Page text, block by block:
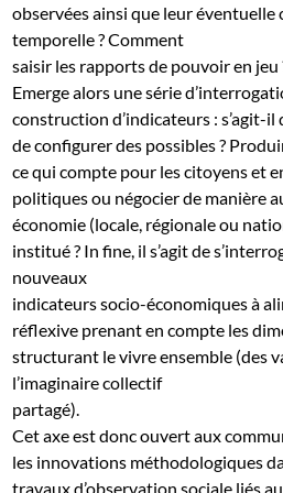
observées ainsi que leur
temporelle ? Comment
saisir les rapports de pouvoir en jeu
Emerge alors une série
construction d’indicateurs : s’agit-il
de configurer des possibles ?
ce qui compte pour les citoyens et
politiques ou négocier de manière
économie (locale, régionale ou
institué ? In fine, il s’agit de
nouveaux
indicateurs socio-économiques à
réflexive prenant en compte les
structurant le vivre ensemble (des
l’imaginaire collectif
partagé).
Cet axe est donc ouvert aux
les innovations méthodologiques
travaux d’observation sociale liés